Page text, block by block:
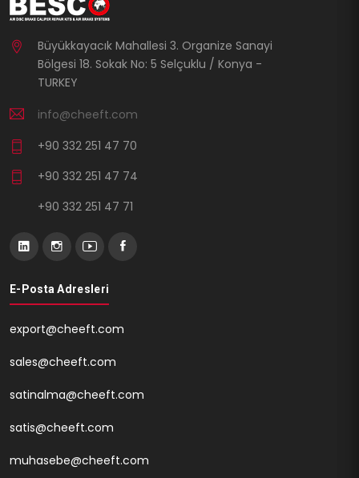
Büyükkayacık Mahallesi 3. Organize Sanayi
Bölgesi 18. Sokak No: 5 Selçuklu / Konya -
TURKEY
info@cheeft.com
+90 332 251 47 70
+90 332 251 47 74
+90 332 251 47 71
E-Posta Adresleri
export@cheeft.com
sales@cheeft.com
satinalma@cheeft.com
satis@cheeft.com
muhasebe@cheeft.com